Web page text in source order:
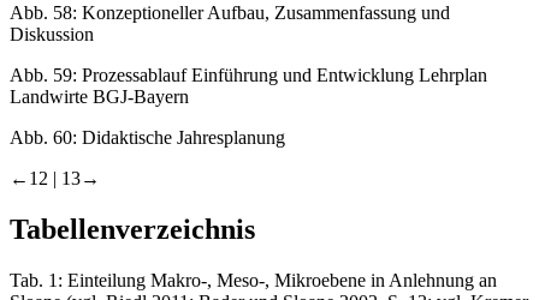
Abb. 58: Konzeptioneller Aufbau, Zusammenfassung und
Diskussion
Abb. 59: Prozessablauf Einführung und Entwicklung Lehrplan
Landwirte BGJ-Bayern
Abb. 60: Didaktische Jahresplanung
←12 | 13→
Tabellenverzeichnis
Tab. 1: Einteilung Makro-, Meso-, Mikroebene in Anlehnung an